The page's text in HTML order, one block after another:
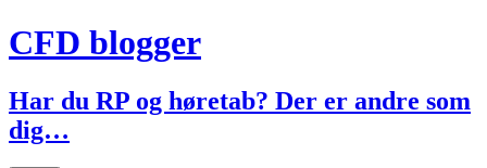
Hop
til
CFD blogger
Har du RP og høretab? Der er andre som
dig…